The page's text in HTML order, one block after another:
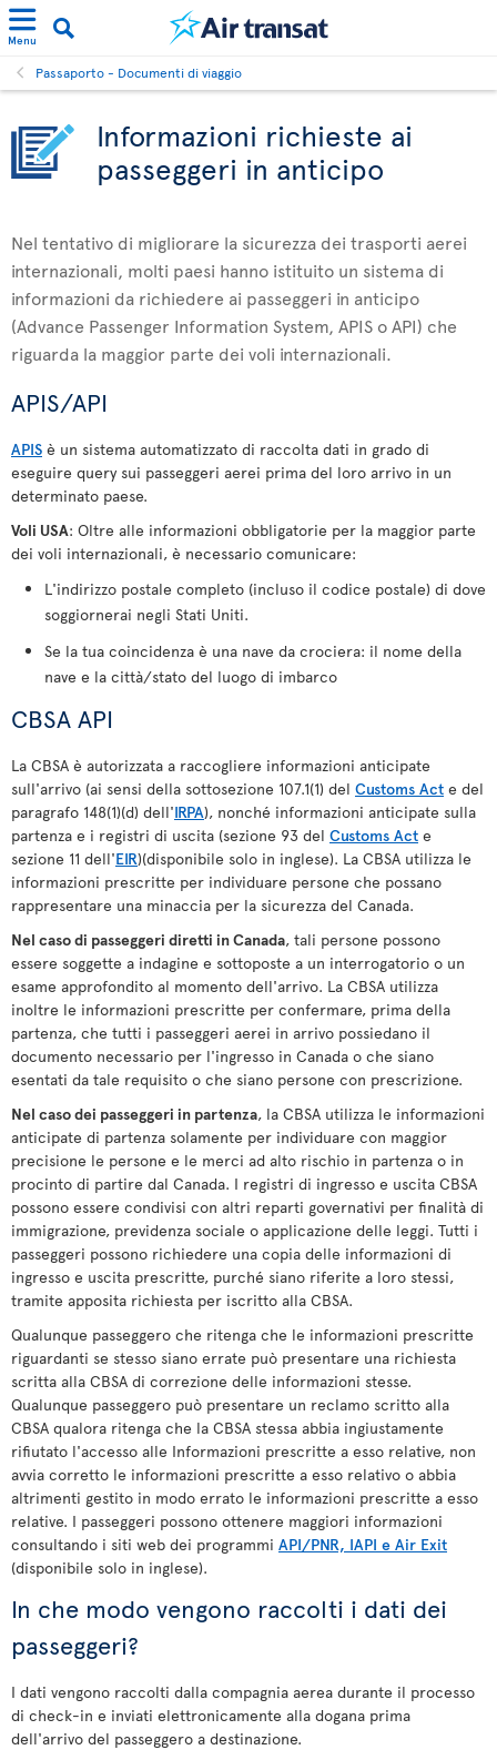
Menu
Passaporto - Documenti di viaggio
Informazioni richieste ai
passeggeri in anticipo
Nel tentativo di migliorare la sicurezza dei trasporti aerei
internazionali, molti paesi hanno istituito un sistema di
informazioni da richiedere ai passeggeri in anticipo
(Advance Passenger Information System, APIS o API) che
riguarda la maggior parte dei voli internazionali.
APIS/API
APIS è un sistema automatizzato di raccolta dati in grado di
eseguire query sui passeggeri aerei prima del loro arrivo in un
determinato paese.
Voli USA: Oltre alle informazioni obbligatorie per la maggior parte
dei voli internazionali, è necessario comunicare:
L'indirizzo postale completo (incluso il codice postale) di dove
soggiornerai negli Stati Uniti.
Se la tua coincidenza è una nave da crociera: il nome della
nave e la città/stato del luogo di imbarco
CBSA API
La CBSA è autorizzata a raccogliere informazioni anticipate
sull'arrivo (ai sensi della sottosezione 107.1(1) del Customs Act e del
paragrafo 148(1)(d) dell'IRPA), nonché informazioni anticipate sulla
partenza e i registri di uscita (sezione 93 del Customs Act e
sezione 11 dell'EIR)(disponibile solo in inglese). La CBSA utilizza le
informazioni prescritte per individuare persone che possano
rappresentare una minaccia per la sicurezza del Canada.
Nel caso di passeggeri diretti in Canada, tali persone possono
essere soggette a indagine e sottoposte a un interrogatorio o un
esame approfondito al momento dell'arrivo. La CBSA utilizza
inoltre le informazioni prescritte per confermare, prima della
partenza, che tutti i passeggeri aerei in arrivo possiedano il
documento necessario per l'ingresso in Canada o che siano
esentati da tale requisito o che siano persone con prescrizione.
Nel caso dei passeggeri in partenza, la CBSA utilizza le informazioni
anticipate di partenza solamente per individuare con maggior
precisione le persone e le merci ad alto rischio in partenza o in
procinto di partire dal Canada. I registri di ingresso e uscita CBSA
possono essere condivisi con altri reparti governativi per finalità di
immigrazione, previdenza sociale o applicazione delle leggi. Tutti i
passeggeri possono richiedere una copia delle informazioni di
ingresso e uscita prescritte, purché siano riferite a loro stessi,
tramite apposita richiesta per iscritto alla CBSA.
Qualunque passeggero che ritenga che le informazioni prescritte
riguardanti se stesso siano errate può presentare una richiesta
scritta alla CBSA di correzione delle informazioni stesse.
Qualunque passeggero può presentare un reclamo scritto alla
CBSA qualora ritenga che la CBSA stessa abbia ingiustamente
rifiutato l'accesso alle Informazioni prescritte a esso relative, non
avvia corretto le informazioni prescritte a esso relativo o abbia
altrimenti gestito in modo errato le informazioni prescritte a esso
relative. I passeggeri possono ottenere maggiori informazioni
consultando i siti web dei programmi API/PNR, IAPI e Air Exit
(disponibile solo in inglese).
In che modo vengono raccolti i dati dei
passeggeri?
I dati vengono raccolti dalla compagnia aerea durante il processo
di check-in e inviati elettronicamente alla dogana prima
dell'arrivo del passeggero a destinazione.